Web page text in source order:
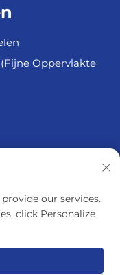
Oppervlakte
our services.
click Personalize